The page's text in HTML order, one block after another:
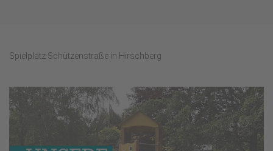
Spielplatz Schützenstraße in Hirschberg